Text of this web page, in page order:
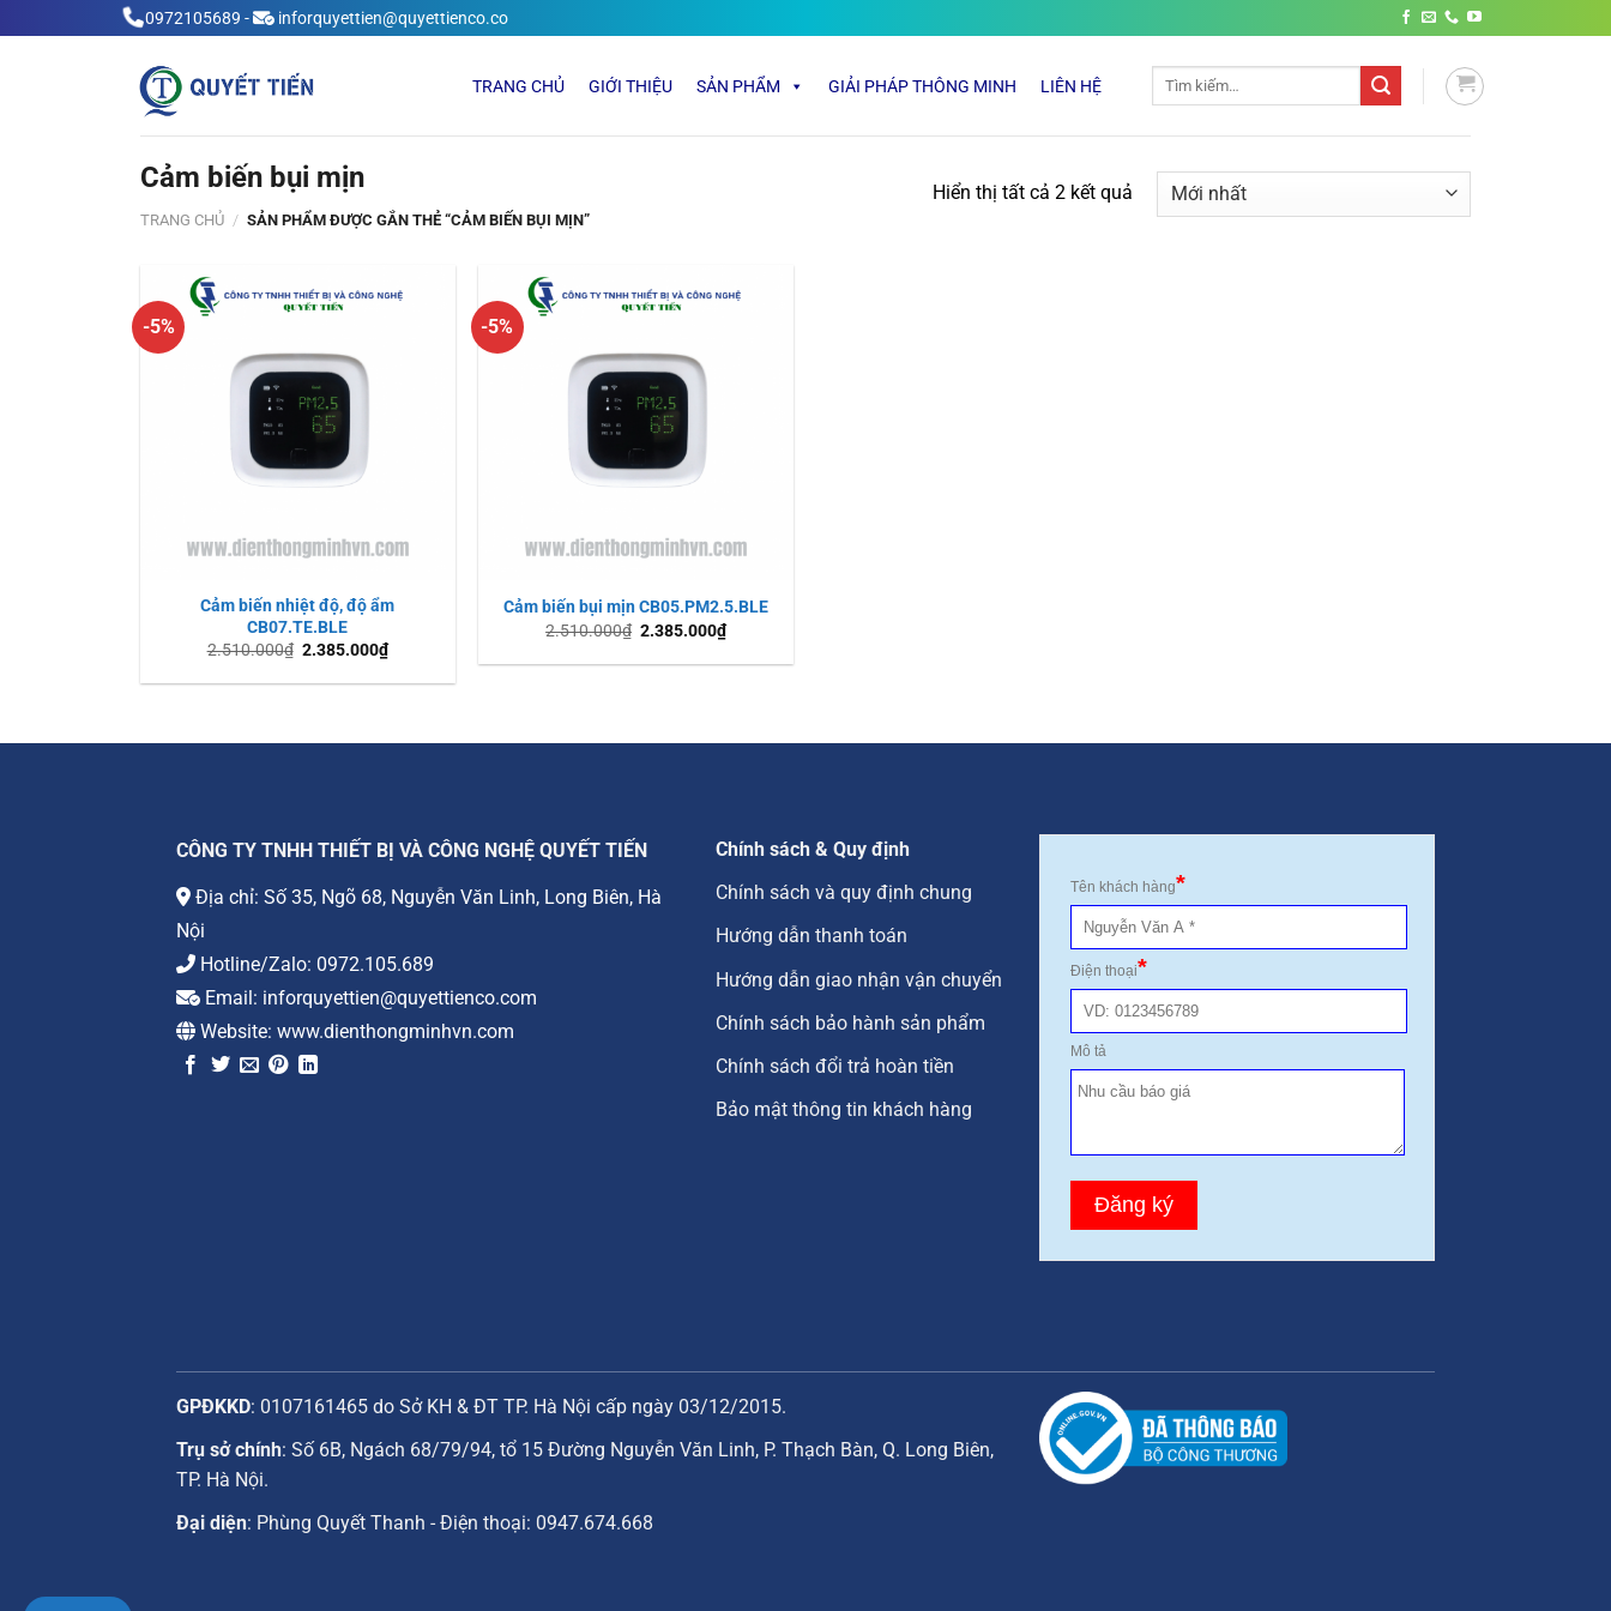
to
0972105689 - inforquyettien@quyettienco.co
TRANG CHỦ GIỚI THIỆU SẢN PHẨM GIẢI PHÁP THÔNG MINH LIÊN HỆ
Cảm biến bụi mịn
TRANG CHỦ / SẢN PHẨM ĐƯỢC GẮN THẺ “CẢM BIẾN BỤI MỊN”
Hiển thị tất cả 2 kết quả
-5%
Cảm biến nhiệt độ, độ ẩm
CB07.TE.BLE
2.510.000₫ 2.385.000₫
-5%
Cảm biến bụi mịn CB05.PM2.5.BLE
2.510.000₫ 2.385.000₫
CÔNG TY TNHH THIẾT BỊ VÀ CÔNG NGHỆ QUYẾT TIẾN
Địa chỉ: Số 35, Ngõ 68, Nguyễn Văn Linh, Long Biên, Hà
Nội
Hotline/Zalo: 0972.105.689
Email: inforquyettien@quyettienco.com
Website: www.dienthongminhvn.com
Chính sách & Quy định
Chính sách và quy định chung
Hướng dẫn thanh toán
Hướng dẫn giao nhận vận chuyển
Chính sách bảo hành sản phẩm
Chính sách đổi trả hoàn tiền
Bảo mật thông tin khách hàng
GPĐKKD: 0107161465 do Sở KH & ĐT TP. Hà Nội cấp ngày 03/12/2015.
Trụ sở chính: Số 6B, Ngách 68/79/94, tổ 15 Đường Nguyễn Văn Linh, P. Thạch Bàn, Q. Long Biên,
TP. Hà Nội.
Đại diện: Phùng Quyết Thanh - Điện thoại: 0947.674.668